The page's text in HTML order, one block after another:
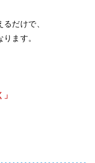
だけで、
ます。